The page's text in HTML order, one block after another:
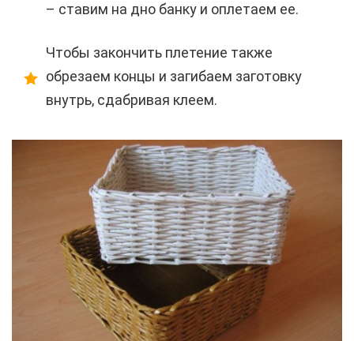
– ставим на дно банку и оплетаем ее.
Чтобы закончить плетение также
обрезаем концы и загибаем заготовку
внутрь, сдабривая клеем.